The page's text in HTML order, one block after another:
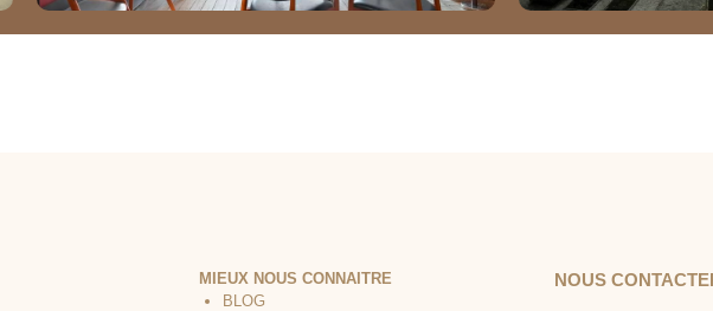
MIEUX NOUS CONNAITRE
BLOG
NOUS